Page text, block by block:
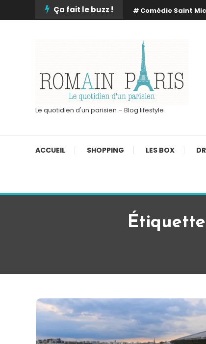
To
Ça fait le buzz ! Comédie Saint
Le quotidien d'un parisien – Blog lifestyle
ACCUEIL SHOPPING LES BOX